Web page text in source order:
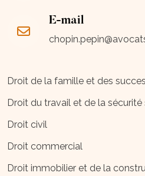
Droit de la famille et des
Droit du travail et de la sécurité
Droit civil
Droit commercial
Droit immobilier et de la
E-mail